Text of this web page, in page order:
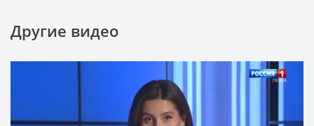
Другие видео